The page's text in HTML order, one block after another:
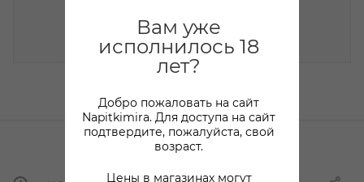
Вам уже
исполнилось 18
лет?
Добро пожаловать на сайт
Napitkimira. Для доступа на сайт
подтвердите, пожалуйста, свой
возраст.
Цены в магазинах могут
НАПИСАТЬ СООБЩЕНИЕ